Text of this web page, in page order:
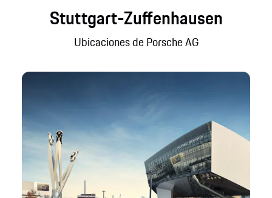
Stuttgart-Zuffenhausen
Ubicaciones de Porsche AG